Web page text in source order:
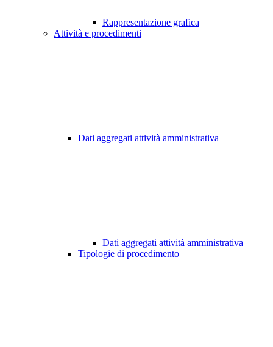
Rappresentazione grafica
Attività e procedimenti
Dati aggregati attività amministrativa
Dati aggregati attività amministrativa
Tipologie di procedimento